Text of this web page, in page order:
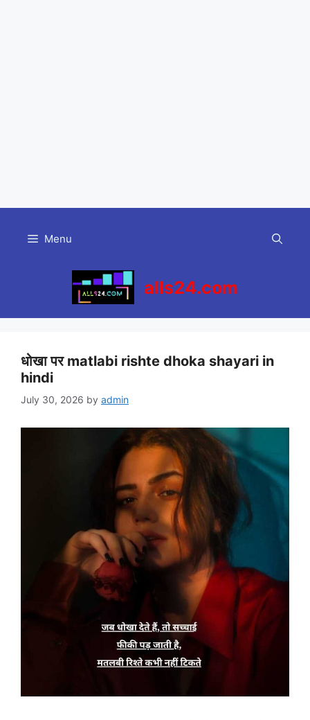
content
Menu
alls24.com
धोखा पर matlabi rishte dhoka shayari in
hindi
July 30, 2026 by admin